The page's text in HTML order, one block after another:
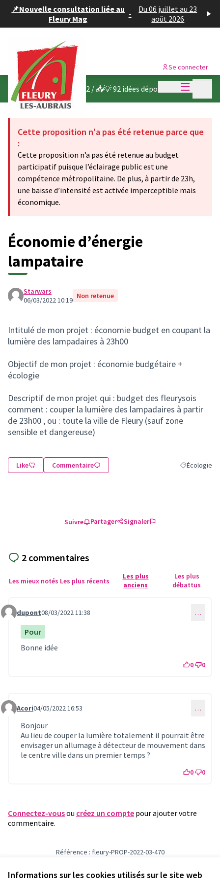
Informations sur les cookies utilisés sur le site web
📌Nouvelle consultation liée au
Fleury Mag
-
Du 06 juillet au 23
août 2026
Menu
Se connecter
Budget participatif 2022 / 📥💡 92 idées déposées
Cette proposition n'a pas été retenue parce que
:
Cette proposition n’a pas été retenue au budget
participatif puisque l’éclairage public est une
compétence métropolitaine. De plus, à partir de 23h,
une baisse d’intensité est activée imperceptible mais
économique.
Économie d’énergie
lampataire
Starwars
06/03/2022 10:19 Non retenue
Intitulé de mon projet : économie budget en coupant la
lumière des lampadaires à 23h00
Objectif de mon projet : économie budgétaire +
écologie
Descriptif de mon projet qui : budget des fleurysois
comment : couper la lumière des lampadaires à partir
de 23h00 , ou : toute la ville de Fleury (sauf zone
sensible et dangereuse)
Like Commentaire Filtrer les
Écologie
Suivre Partager Signaler
2 commentaires
Les mieux notés Les plus récents
Les plus
anciens
Les plus
débattus
Commentaire 477
dupont08/03/2022 11:38 …
Pour
Bonne idée
0 0
Commentaire 621
Acori04/05/2022 16:53 …
Bonjour
Au lieu de couper la lumière totalement il pourrait être
envisager un allumage à détecteur de mouvement dans
le centre ville dans un premier temps ?
0 0
Connectez-vousou créez un compte pour ajouter votre
commentaire.
Référence : fleury-PROP-2022-03-470
Vérifiez l'empreinte numérique
Panneau de gestion des cookies